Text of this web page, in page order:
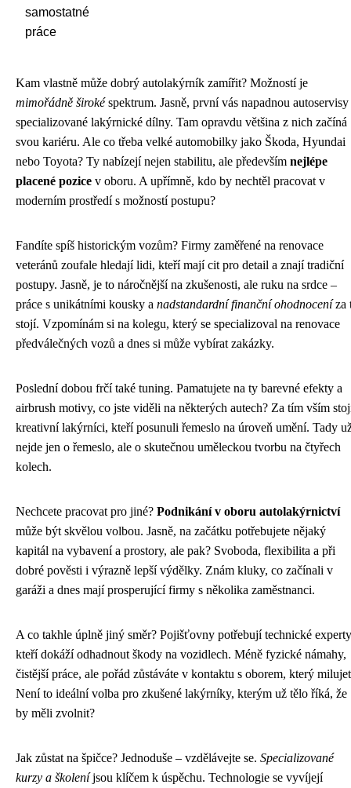
samostatné
práce
Kam vlastně může dobrý autolakýrník zamířit? Možností je
mimořádně širokéspektrum. Jasně, první vás napadnou autoservisy
specializované lakýrnické dílny. Tam opravdu většina z nich začíná
svou kariéru. Ale co třeba velké automobilky jako Škoda, Hyundai
nebo Toyota? Ty nabízejí nejen stabilitu, ale především nejlépe
placené pozice v oboru. A upřímně, kdo by nechtěl pracovat v
moderním prostředí s možností postupu?
Fandíte spíš historickým vozům? Firmy zaměřené na renovace
veteránů zoufale hledají lidi, kteří mají cit pro detail a znají tradiční
postupy. Jasně, je to náročnější na zkušenosti, ale ruku na srdce –
práce s unikátními kousky a nadstandardní finanční ohodnoceníza
stojí. Vzpomínám si na kolegu, který se specializoval na renovace
předválečných vozů a dnes si může vybírat zakázky.
Poslední dobou frčí také tuning. Pamatujete na ty barevné efekty a
airbrush motivy, co jste viděli na některých autech? Za tím vším
kreativní lakýrníci, kteří posunuli řemeslo na úroveň umění. Tady
nejde jen o řemeslo, ale o skutečnou uměleckou tvorbu na čtyřech
kolech.
Nechcete pracovat pro jiné? Podnikání v oboru autolakýrnictví
může být skvělou volbou. Jasně, na začátku potřebujete nějaký
kapitál na vybavení a prostory, ale pak? Svoboda, flexibilita a při
dobré pověsti i výrazně lepší výdělky. Znám kluky, co začínali v
garáži a dnes mají prosperující firmy s několika zaměstnanci.
A co takhle úplně jiný směr? Pojišťovny potřebují technické
kteří dokáží odhadnout škody na vozidlech. Méně fyzické námahy,
čistější práce, ale pořád zůstáváte v kontaktu s oborem, který
Není to ideální volba pro zkušené lakýrníky, kterým už tělo říká, že
by měli zvolnit?
Jak zůstat na špičce? Jednoduše – vzdělávejte se. Specializované
kurzy a školeníjsou klíčem k úspěchu. Technologie se vyvíjejí